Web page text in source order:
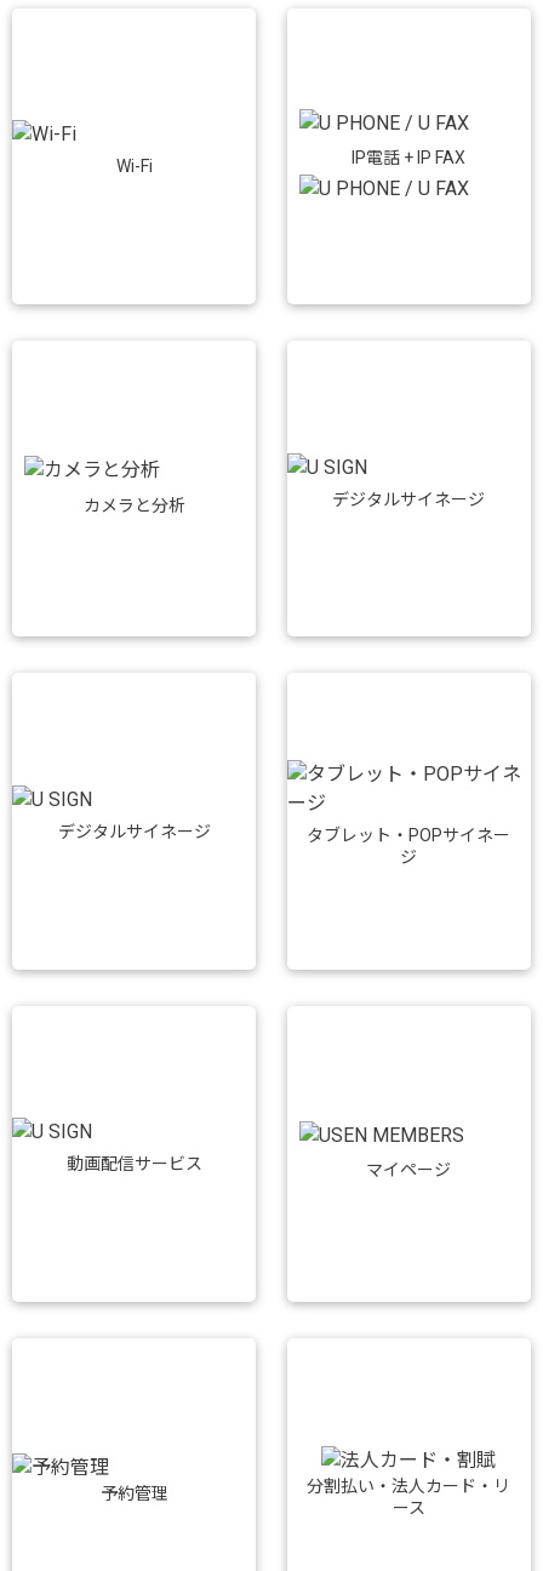
Wi-Fi IP電話 + IP FAX
カメラと分析 デジタルサイネージ
デジタルサイネージ
タブレット・POPサイネー
ジ
動画配信サービス マイページ
予約管理
分割払い・法人カード・リ
ース